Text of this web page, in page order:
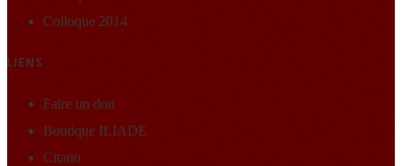
Colloque 2014
LIENS
Faire un don
Boutique ILIADE
Citatio